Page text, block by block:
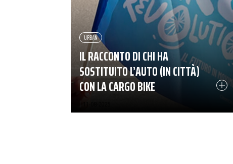
IL RACCONTO DI CHI HA
SOSTITUITO L’AUTO (IN CITTÀ)
CON LA CARGO BIKE
URBAN